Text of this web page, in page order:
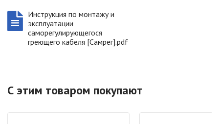
Инструкция по монтажу и
эксплуатации
саморегулирующегося
греющего кабеля [Самрег].pdf
С этим товаром покупают